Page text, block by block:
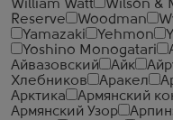
William Watt
Wilson &
Reserve
Woodman
Yamazaki
Yehmon
Yoshino Monogatari
Айвазовский
Айк
Хлебников
Аракел
Арктика
Армянский
Армянский Узор